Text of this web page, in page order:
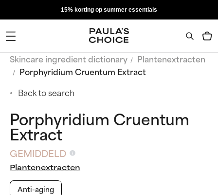
15% korting op summer essentials
Skincare ingredient dictionary
Plantenextracten
Porphyridium Cruentum Extract
Back to search
Porphyridium Cruentum
Extract
GEMIDDELD
Plantenextracten
Anti-aging